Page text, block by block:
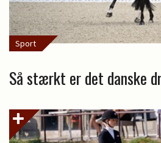
Sport
Så stærkt er det danske